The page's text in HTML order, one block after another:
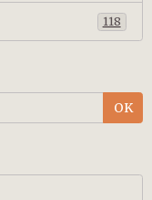
118
OK